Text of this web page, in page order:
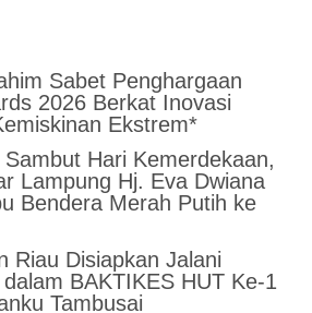
Sabet Penghargaan
2026 Berkat Inovasi
Ekstrem*
Hari Kemerdekaan,
Lampung Hj. Eva Dwiana
Bendera Merah Putih ke
Riau Disiapkan Jalani
BAKTIKES HUT Ke-1
Tambusai